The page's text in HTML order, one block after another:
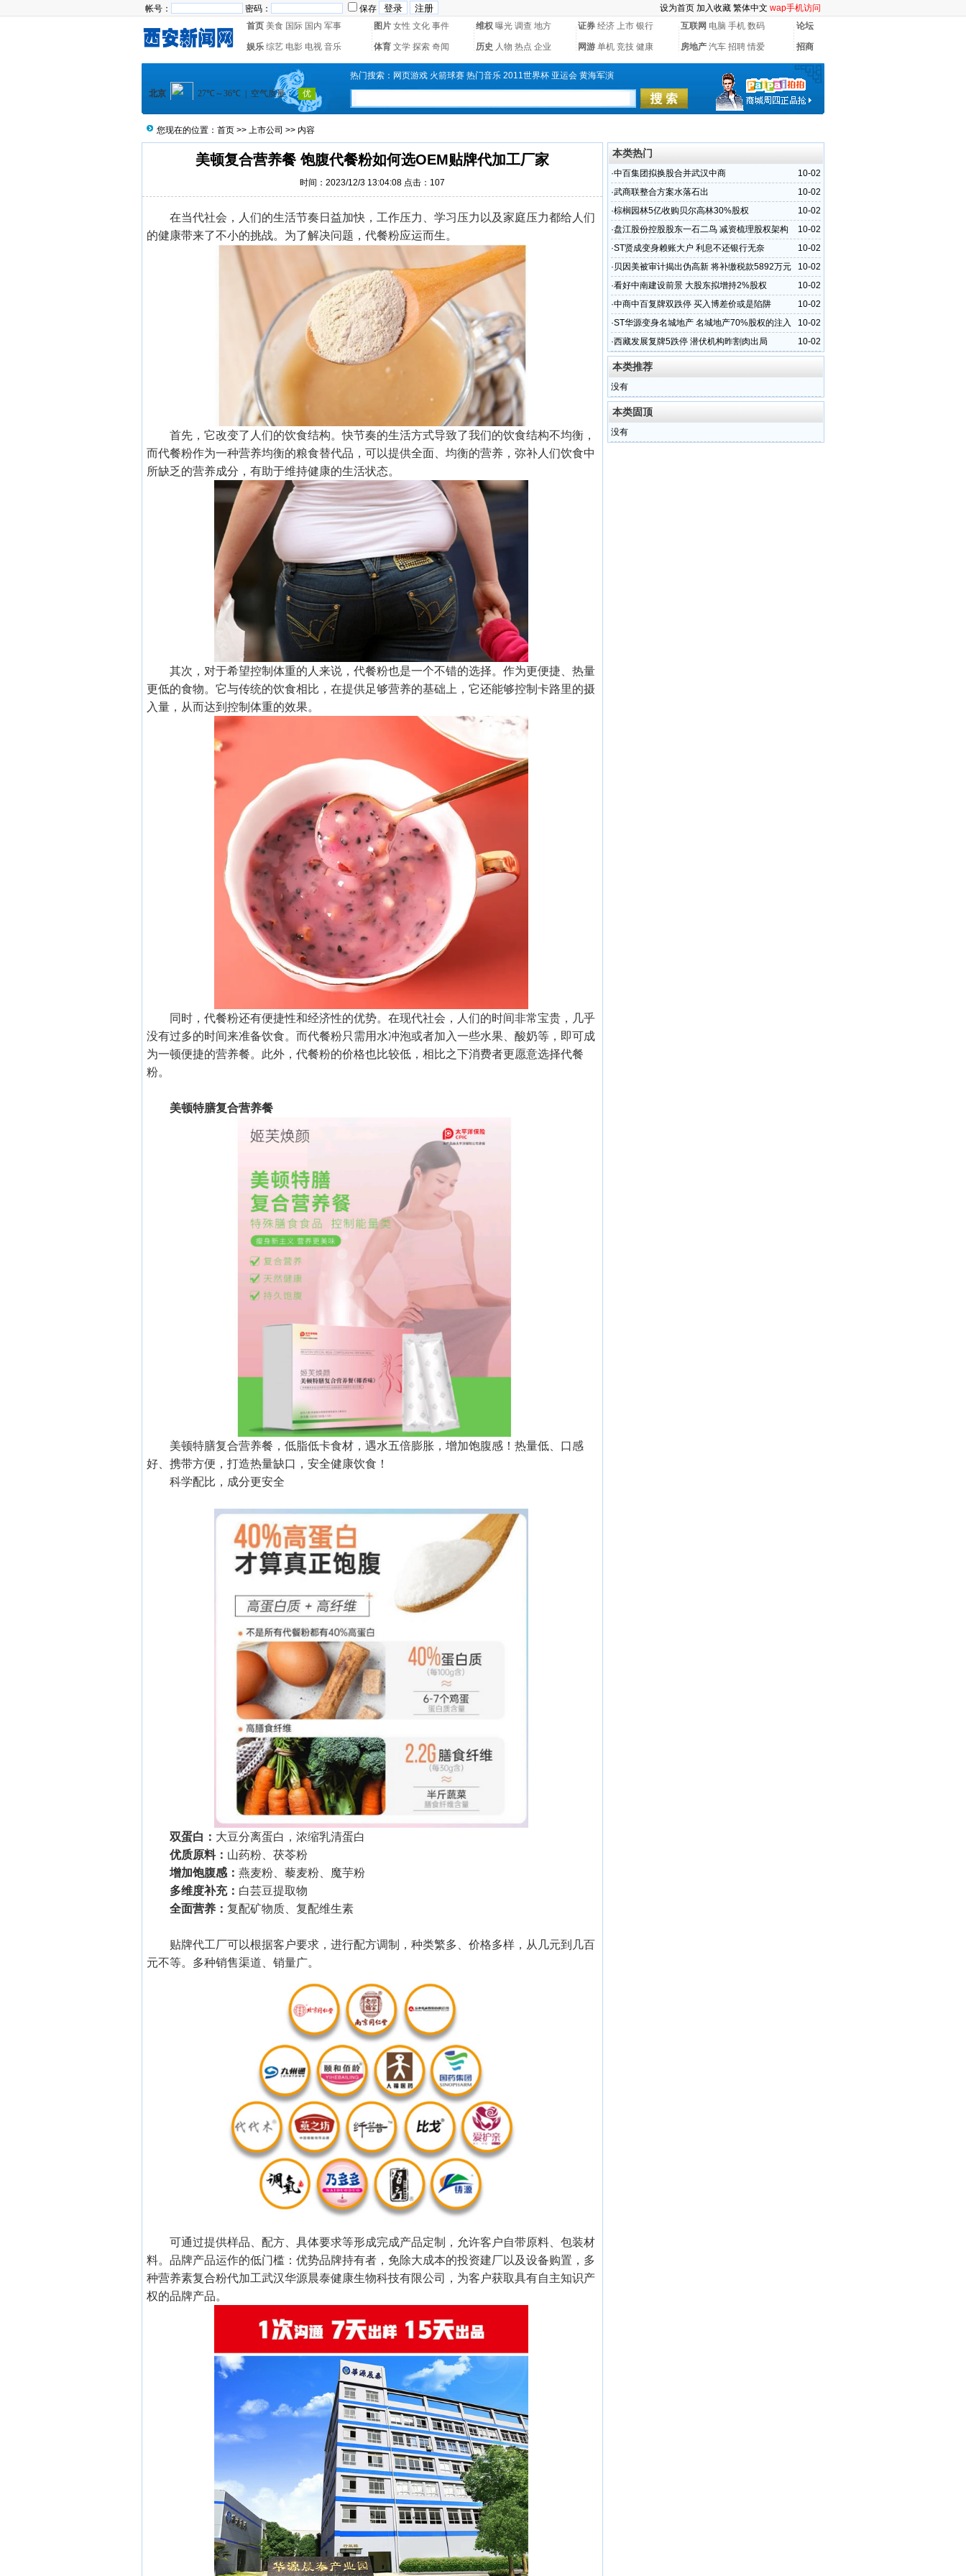
帐号： 密码： 保存 设为首页 加入收藏 繁体中文 wap手机访问
首页 美食 国际 国内 军事 图片 女性 文化 事件 维权 曝光 调查 地方 证券 经济 上市 银行 互联网 电脑 手机 数码 论坛
娱乐 综艺 电影 电视 音乐 体育 文学 探索 奇闻 历史 人物 热点 企业 网游 单机 竞技 健康 房地产 汽车 招聘 情爱 招商
热门搜索： 网页游戏 火箭球赛 热门音乐 2011世界杯 亚运会 黄海军演
您现在的位置： 首页 >> 上市公司 >> 内容
美顿复合营养餐 饱腹代餐粉如何选OEM贴牌代加工厂家
时间：2023/12/3 13:04:08 点击： 107
在当代社会，人们的生活节奏日益加快，工作压力、学习压力以及家庭压力都给人们
的健康带来了不小的挑战。为了解决问题，代餐粉应运而生。
首先，它改变了人们的饮食结构。快节奏的生活方式导致了我们的饮食结构不均衡，
而代餐粉作为一种营养均衡的粮食替代品，可以提供全面、均衡的营养，弥补人们饮食中
所缺乏的营养成分，有助于维持健康的生活状态。
其次，对于希望控制体重的人来说，代餐粉也是一个不错的选择。作为更便捷、热量
更低的食物。它与传统的饮食相比，在提供足够营养的基础上，它还能够控制卡路里的摄
入量，从而达到控制体重的效果。
同时，代餐粉还有便捷性和经济性的优势。在现代社会，人们的时间非常宝贵，几乎
没有过多的时间来准备饮食。而代餐粉只需用水冲泡或者加入一些水果、酸奶等，即可成
为一顿便捷的营养餐。此外，代餐粉的价格也比较低，相比之下消费者更愿意选择代餐
粉。
美顿特膳复合营养餐
美顿特膳复合营养餐，低脂低卡食材，遇水五倍膨胀，增加饱腹感！热量低、口感
好、携带方便，打造热量缺口，安全健康饮食！
科学配比，成分更安全
双蛋白： 大豆分离蛋白，浓缩乳清蛋白
优质原料： 山药粉、茯苓粉
增加饱腹感： 燕麦粉、藜麦粉、魔芋粉
多维度补充： 白芸豆提取物
全面营养： 复配矿物质、复配维生素
贴牌代工厂可以根据客户要求，进行配方调制，种类繁多、价格多样，从几元到几百
元不等。多种销售渠道、销量广。
可通过提供样品、配方、具体要求等形成完成产品定制，允许客户自带原料、包装材
料。品牌产品运作的低门槛：优势品牌持有者，免除大成本的投资建厂以及设备购置，多
种营养素复合粉代加工武汉华源晨泰健康生物科技有限公司，为客户获取具有自主知识产
权的品牌产品。
本类热门
10-02
·中百集团拟换股合并武汉中商
10-02
·武商联整合方案水落石出
10-02
·棕榈园林5亿收购贝尔高林30%股权
10-02
·盘江股份控股股东一石二鸟 减资梳理股权架构
10-02
·ST贤成变身赖账大户 利息不还银行无奈
10-02
· 贝因美被审计揭出伪高新 将补缴税款5892万元
10-02
·看好中南建设前景 大股东拟增持2%股权
10-02
·中商中百复牌双跌停 买入博差价或是陷阱
10-02
·ST华源变身名城地产 名城地产70%股权的注入
10-02
·西藏发展复牌5跌停 潜伏机构昨割肉出局
本类推荐
没有
本类固顶
没有